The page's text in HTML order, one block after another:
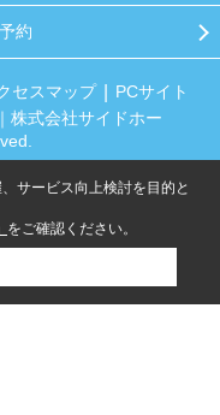
約
セスマップ
PCサイト
株式会社サイドホー
サービス向上検討を目的と
をご確認ください。